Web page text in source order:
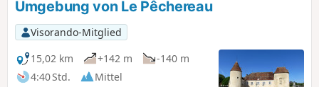
Umgebung von Le Pêchereau
Visorando-Mitglied
15,02 km
+142 m
-140 m
4:40 Std.
Mittel